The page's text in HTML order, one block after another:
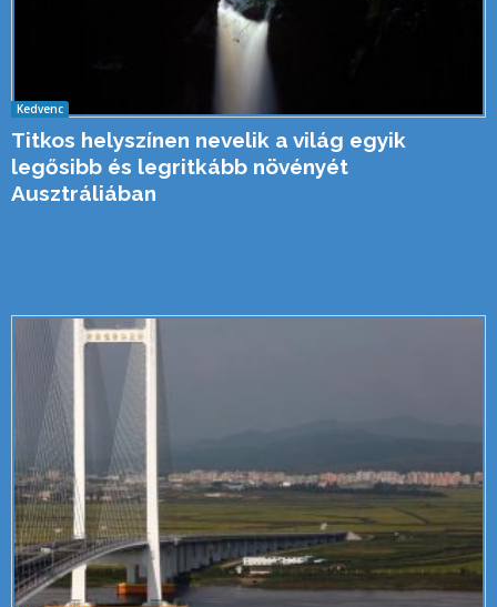
Kedvenc
Titkos helyszínen nevelik a világ egyik
legősibb és legritkább növényét
Ausztráliában